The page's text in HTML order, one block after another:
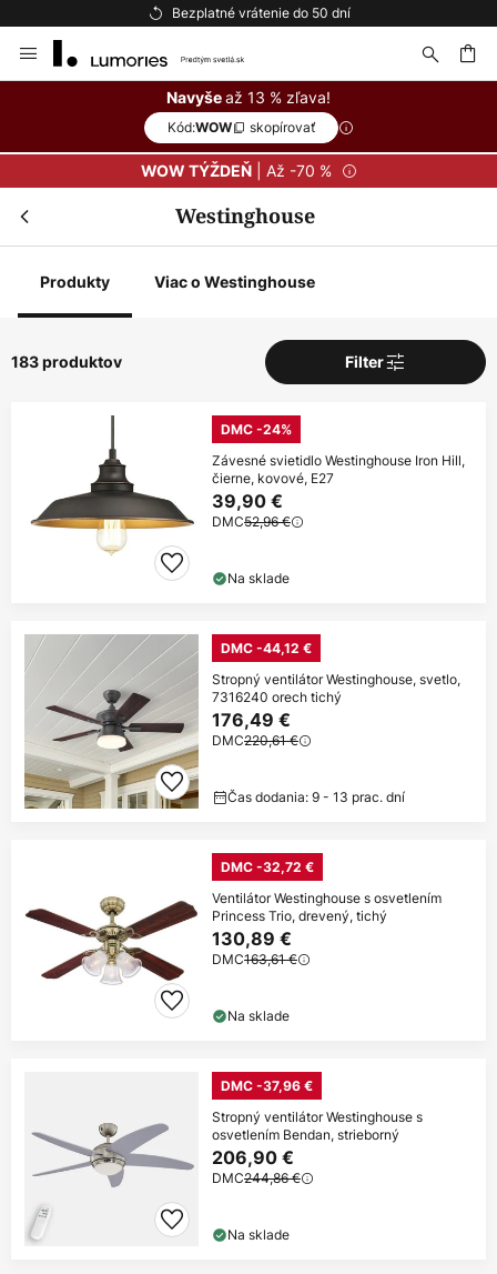
Bezplatné vrátenie do 50 dní
to
Navyšeaž 13 % zľava!
Kód:WOW skopírovať
WOW TÝŽDEŇ| Až -70 %
Westinghouse
Produkty Viac o Westinghouse
183 produktov Filter
DMC -24%
Závesné svietidlo Westinghouse Iron Hill,
čierne, kovové, E27
39,90 €
DMC52,96 €
Na sklade
DMC -44,12 €
Stropný ventilátor Westinghouse, svetlo,
7316240 orech tichý
176,49 €
DMC220,61 €
Čas dodania: 9 - 13 prac. dní
DMC -32,72 €
Ventilátor Westinghouse s osvetlením
Princess Trio, drevený, tichý
130,89 €
DMC163,61 €
Na sklade
DMC -37,96 €
Stropný ventilátor Westinghouse s
osvetlením Bendan, strieborný
206,90 €
DMC244,86 €
Na sklade